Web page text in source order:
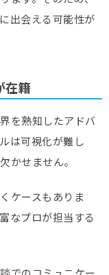
出会える可能性が
在籍
を熟知したアドバ
は可視化が難し
かせません。
ケースもありま
なプロが担当する